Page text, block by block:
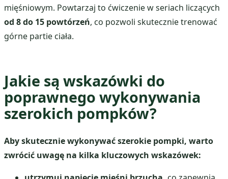
mięśniowym. Powtarzaj to ćwiczenie w seriach liczących
od 8 do 15 powtórzeń, co pozwoli skutecznie trenować
górne partie ciała.
Jakie są wskazówki do
poprawnego wykonywania
szerokich pompków?
Aby skutecznie wykonywać szerokie pompki, warto
zwrócić uwagę na kilka kluczowych wskazówek: